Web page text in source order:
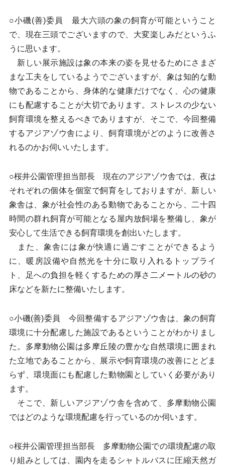
○小磯(善)委員 最大六頭の象の飼育が可能ということ
で、現在三頭でございますので、大変楽しみだというふ
うに思います。
新しい展示施設は象の本来の姿を見せるためにさまざ
まな工夫をしているようでございますが、象は知的な動
物であることから、身体的な健康だけでなく、心の健康
にも配慮することが大切であります。ストレスの少ない
飼育環境を整えるべきでありますが、そこで、今回整備
するアジアゾウ舎により、飼育環境がどのように改善さ
れるのかお伺いいたします。
○桜井公園管理担当部長 現在のアジアゾウ舎では、夜は
それぞれの個体を個室で飼育をしておりますが、新しい
象舎は、象が社会性のある動物であることから、二十四
時間の群れ飼育が可能となる屋内放飼場を整備し、象が
安心して生活できる飼育環境を創出いたします。
また、象舎には象が快適に過ごすことができるよう
に、暖房設備や自然光を十分に取り入れるトップライ
ト、足への負担を軽くするための厚さ二メートルの砂の
床などを新たに整備いたします。
○小磯(善)委員 今回整備するアジアゾウ舎は、象の飼育
環境に十分配慮した施設であるということがわかりまし
た。多摩動物公園は多摩丘陵の豊かな自然環境に囲まれ
た立地であることから、展示や飼育環境の改善にとどま
らず、環境面にも配慮した動物園としていく必要があり
ます。
そこで、新しいアジアゾウ舎を含めて、多摩動物公園
ではどのような環境配慮を行っているのか伺います。
○桜井公園管理担当部長 多摩動物公園での環境配慮の取
り組みとしては、園内を走るシャトルバスに圧縮天然ガ